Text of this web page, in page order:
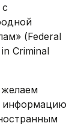
(Federal
Criminal
информацию